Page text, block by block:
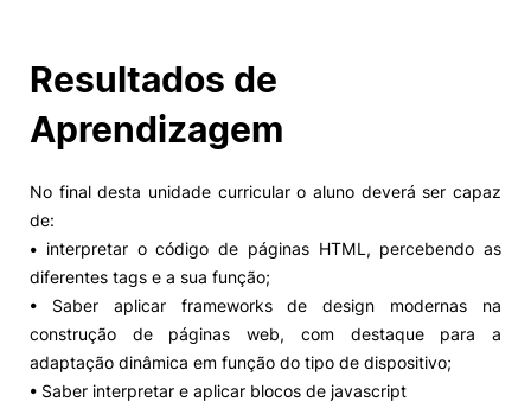
Magazine
Eventos
©2026 Instituto Politécnico de
Resultados de
Aprendizagem
No final desta unidade curricular o aluno deverá ser capaz
de:
• interpretar o código de páginas HTML, percebendo as
diferentes tags e a sua função;
• Saber aplicar frameworks de design modernas na
construção de páginas web, com destaque para a
adaptação dinâmica em função do tipo de dispositivo;
• Saber interpretar e aplicar blocos de javascript